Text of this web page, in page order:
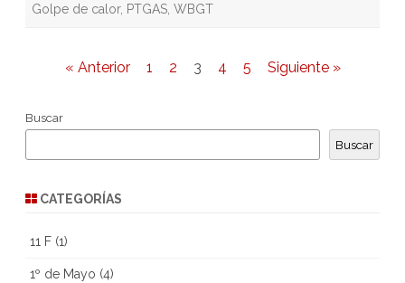
Golpe de calor, PTGAS WBGT
Paginación
entradas
« Anterior 1 2 3 4 5 Siguiente »
Buscar
Buscar
CATEGORÍAS
11 F (1)
1º de Mayo (4)